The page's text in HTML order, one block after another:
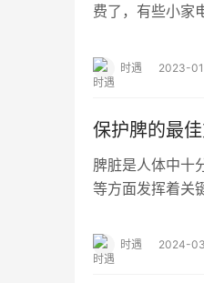
费了，有些小家
时遇 2023-
保护脾的最
脾脏是人体中十
等方面发挥着关
时遇 2024-